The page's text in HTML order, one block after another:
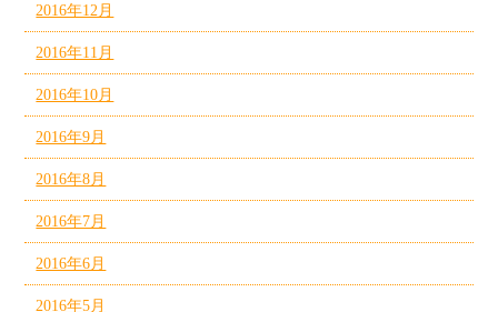
2016年12月
2016年11月
2016年10月
2016年9月
2016年8月
2016年7月
2016年6月
2016年5月